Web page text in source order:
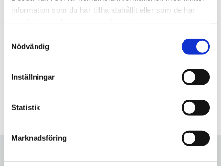
information som du har tillhandahållit eller som de har
Nödvändig
Inställningar
Statistik
Marknadsföring